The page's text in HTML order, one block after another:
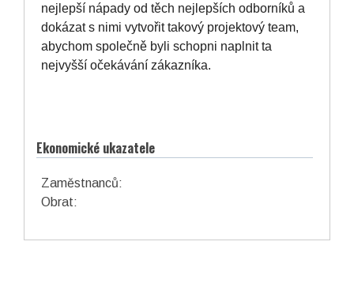
nejlepší nápady od těch nejlepších odborníků a
dokázat s nimi vytvořit takový projektový team,
abychom společně byli schopni naplnit ta
nejvyšší očekávání zákazníka.
Ekonomické ukazatele
Zaměstnanců:
Obrat: